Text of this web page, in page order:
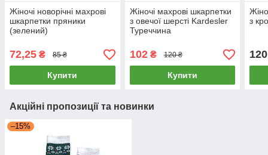
Жіночі новорічні махрові
шкарпетки пряники
(зелений)
72,25 ₴ 85 ₴
Купити
Жіночі махрові шкарпетки
з овечої шерсті Kardesler
Туреччина
102₴ 120 ₴
Купити
з
120
Акційні пропозиції та новинки
–15%